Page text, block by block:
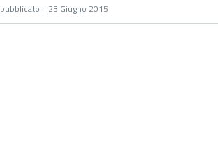
pubblicato il 23 Giugno 2015